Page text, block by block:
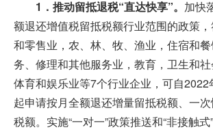
1．推动留抵退税“直达快享”。 加快
额退还增值税留抵税额行业范围的政策
和零售业，农、林、牧、渔业，住宿和
务、修理和其他服务业，教育，卫生和社
体育和娱乐业等7个行业企业，可自2022
起申请按月全额退还增量留抵税额、一
税额。实施“一对一”政策推送和“非接触式